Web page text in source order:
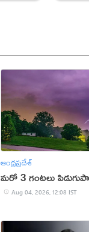
ఆంధ్రప్రదేశ్
మరో 3 గంటలు
Aug 04, 2026, 12:08 IST